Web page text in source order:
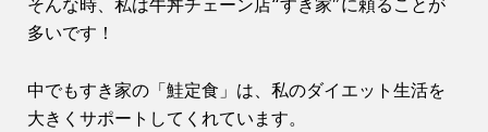
多いです！
中でもすき家の「鮭定食」は、私のダイエット生活を
大きくサポートしてくれています。